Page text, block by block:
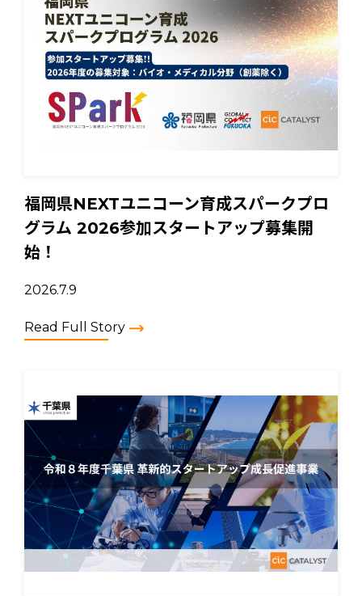
福岡県NEXTユニコーン育成スパークプロ
グラム 2026参加スタートアップ募集開
始！
2026.7.9
Read Full Story